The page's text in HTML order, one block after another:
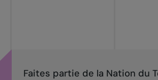
Faites partie de la Nation du